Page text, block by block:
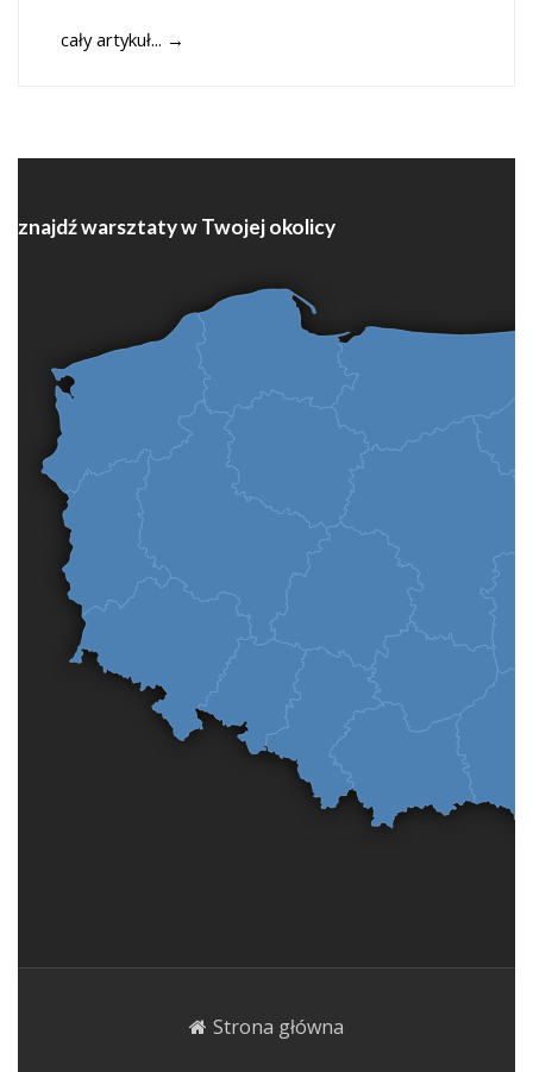
cały artykuł... →
znajdź warsztaty w Twojej okolicy
Strona główna